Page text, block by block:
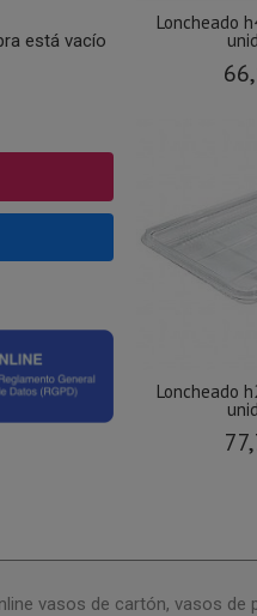
está vacío
Loncheado
Loncheado
vasos de cartón, vasos de